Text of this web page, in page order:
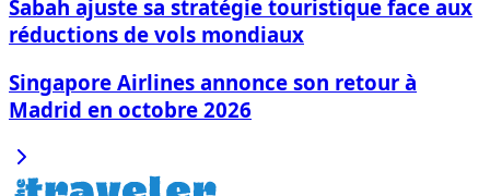
Sabah ajuste sa stratégie touristique face aux
réductions de vols mondiaux
Singapore Airlines annonce son retour à
Madrid en octobre 2026